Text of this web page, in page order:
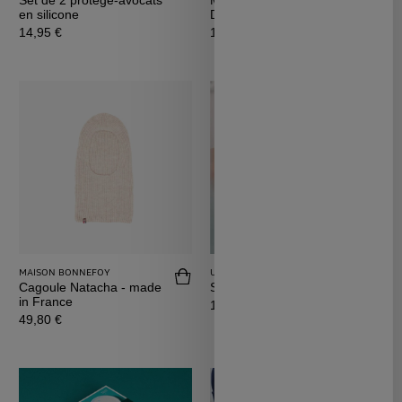
en silicone
Prix
14,95 €
DreaminzZz
Prix
149,00 €
MAISON BONNEFOY
Cagoule Natacha - made
in France
Prix
49,80 €
Acheter Cagoule Natacha - made in
UMAÏ
Shampoing rééquilibrant
Prix
19,90 €